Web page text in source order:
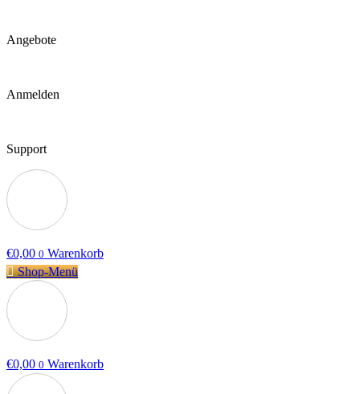
Angebote
Anmelden
Support
€0,00 0 Warenkorb
Shop-Menü
€0,00 0 Warenkorb